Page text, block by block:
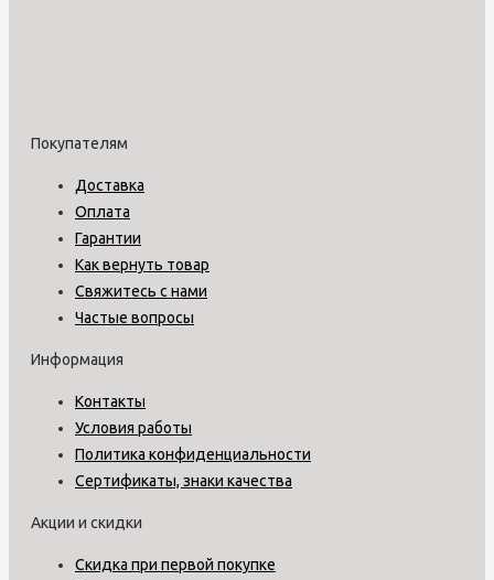
Покупателям
Доставка
Оплата
Гарантии
Как вернуть товар
Свяжитесь с нами
Частые вопросы
Информация
Контакты
Условия работы
Политика конфиденциальности
Сертификаты, знаки качества
Акции и скидки
Скидка при первой покупке